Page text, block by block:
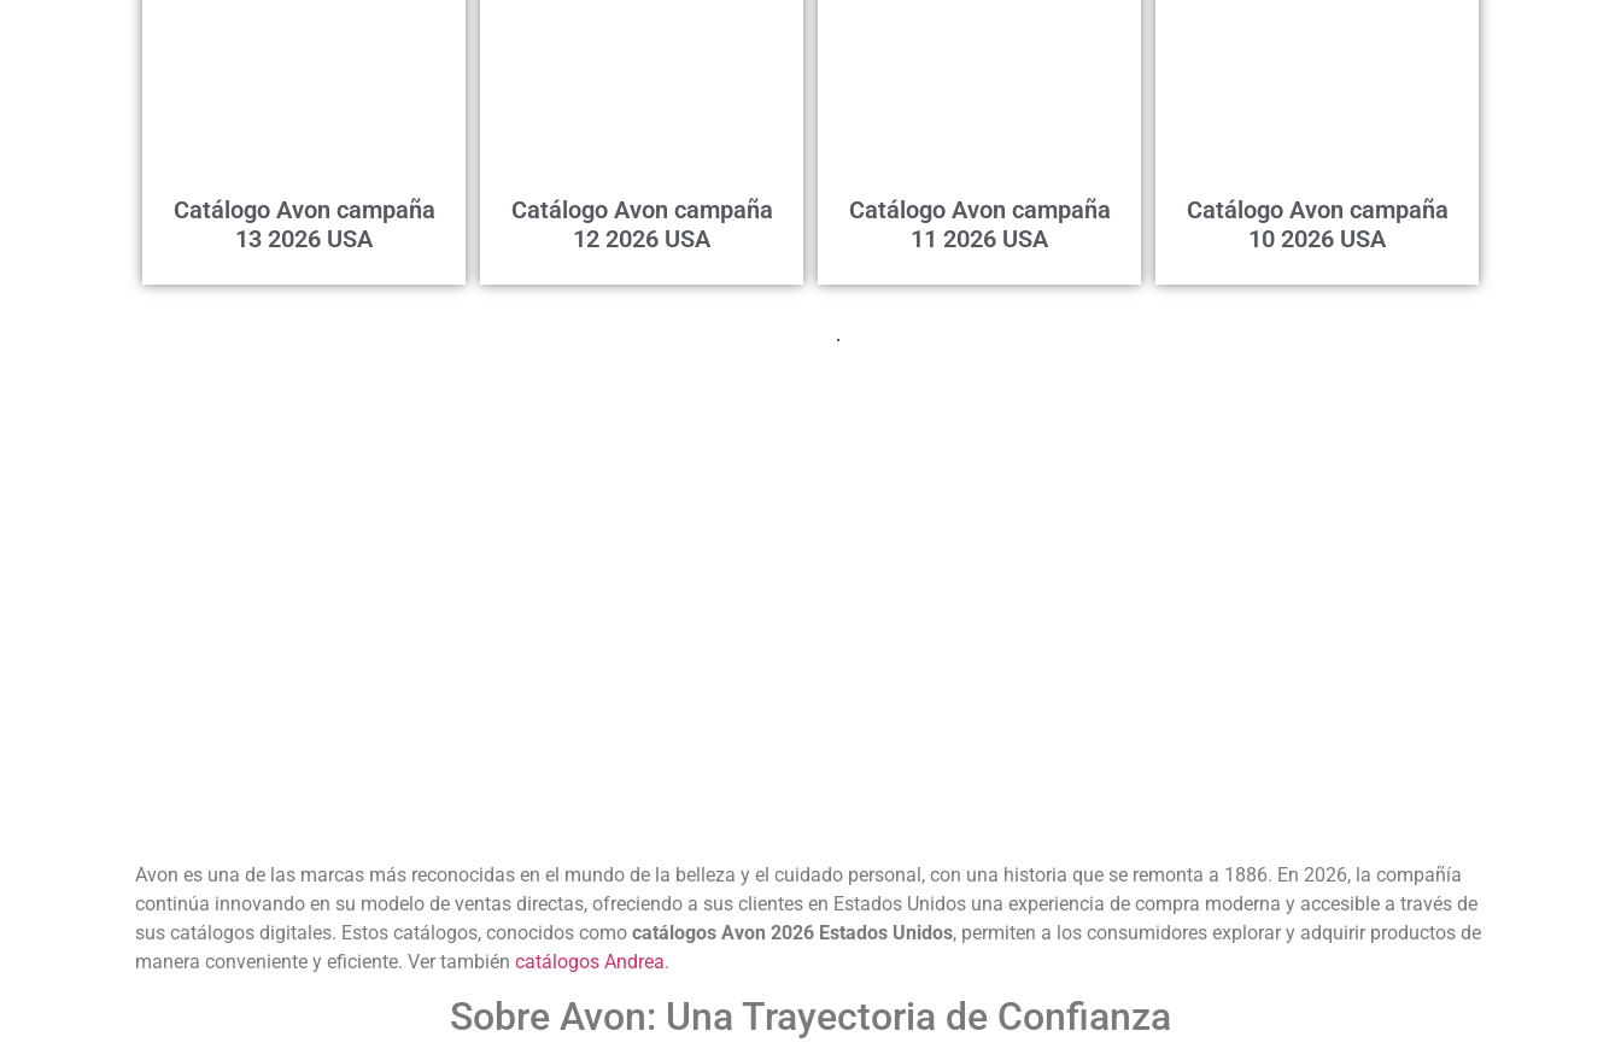
Catálogo Avon campaña
13 2026 USA
Catálogo Avon campaña
12 2026 USA
Catálogo Avon campaña
11 2026 USA
Catálogo Avon campaña
10 2026 USA
Avon es una de las marcas más reconocidas en el mundo de la belleza y el cuidado personal, con una historia que se remonta a 1886. En 2026, la compañía
continúa innovando en su modelo de ventas directas, ofreciendo a sus clientes en Estados Unidos una experiencia de compra moderna y accesible a través de
sus catálogos digitales. Estos catálogos, conocidos como catálogos Avon 2026 Estados Unidos, permiten a los consumidores explorar y adquirir productos de
manera conveniente y eficiente. Ver también catálogos Andrea.
Sobre Avon: Una Trayectoria de Confianza